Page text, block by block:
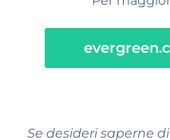
Se desideri saperne